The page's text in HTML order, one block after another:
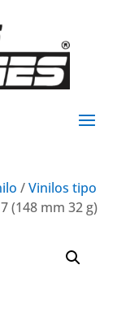
/Vinilos tipo
(148 mm 32 g)